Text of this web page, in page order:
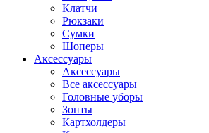
Клатчи
Рюкзаки
Сумки
Шоперы
Аксессуары
Аксессуары
Все аксессуары
Головные уборы
Зонты
Картхолдеры